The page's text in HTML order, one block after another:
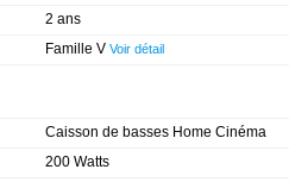
2 ans
Famille V Voir détail
Caisson de basses Home Cinéma
200 Watts